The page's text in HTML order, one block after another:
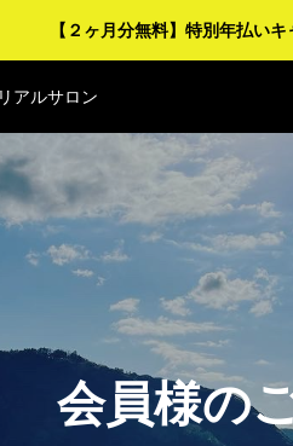
【２ヶ月分無料】特別年払いキ
アルサロン
アルサロン
アルサロン
アルサロン
アルサロン
会員様の